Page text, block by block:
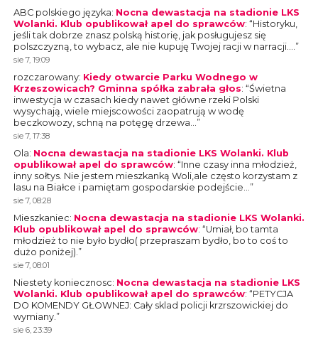
ABC polskiego języka: Nocna dewastacja na stadionie LKS
Wolanki. Klub opublikował apel do sprawców: “Historyku,
jeśli tak dobrze znasz polską historię, jak posługujesz się
polszczyzną, to wybacz, ale nie kupuję Twojej racji w narracji.… ”
sie 7, 19:09
rozczarowany: Kiedy otwarcie Parku Wodnego w
Krzeszowicach? Gminna spółka zabrała głos: “Świetna
inwestycja w czasach kiedy nawet główne rzeki Polski
wysychają, wiele miejscowości zaopatrują w wodę
beczkowozy, schną na potęgę drzewa… ”
sie 7, 17:38
Ola: Nocna dewastacja na stadionie LKS Wolanki. Klub
opublikował apel do sprawców: “Inne czasy inna młodzież,
inny sołtys. Nie jestem mieszkanką Woli,ale często korzystam z
lasu na Białce i pamiętam gospodarskie podejście… ”
sie 7, 08:28
Mieszkaniec: Nocna dewastacja na stadionie LKS Wolanki.
Klub opublikował apel do sprawców: “Umiał, bo tamta
młodzież to nie było bydło( przepraszam bydło, bo to coś to
dużo poniżej). ”
sie 7, 08:01
Niestety koniecznosc: Nocna dewastacja na stadionie LKS
Wolanki. Klub opublikował apel do sprawców: “PETYCJA
DO KOMENDY GŁOWNEJ: Cały sklad policji krzrszowickiej do
wymiany. ”
sie 6, 23:39